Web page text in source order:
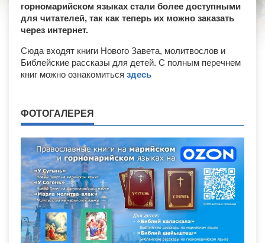
горномарийском языках стали более доступными
для читателей, так как теперь их можно заказать
через интернет.
Сюда входят книги Нового Завета, молитвослов и
Библейские рассказы для детей. С полным перечнем
книг можно ознакомиться здесь
ФОТОГАЛЕРЕЯ